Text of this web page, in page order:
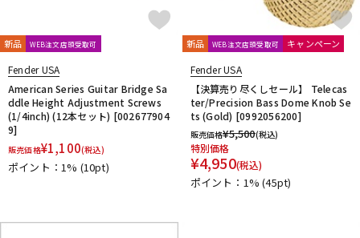
新品 WEB注文店頭受取可
Fender USA
American Series Guitar Bridge Sa
ddle Height Adjustment Screws
(1/4inch) (12本セット) [002677904
9]
販売価格¥1,100(税込)
ポイント：1% (10pt)
新品 WEB注文店頭受取可 キャンペーン
Fender USA
【決算売り尽くしセール】 Telecas
ter/Precision Bass Dome Knob Se
ts (Gold) [0992056200]
販売価格¥5,500(税込)
特別価格
¥4,950(税込)
ポイント：1%(45pt)